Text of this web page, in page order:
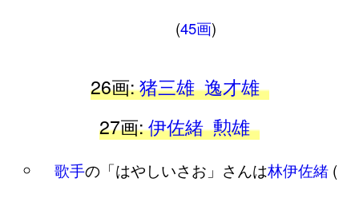
(45画)
26画:猪三雄 逸才雄
27画:伊佐緒 勲雄
歌手の「はやしいさお」さんは林伊佐緒(